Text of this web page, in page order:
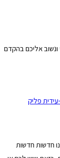
אליכם בהקדם
חדשות חדשות